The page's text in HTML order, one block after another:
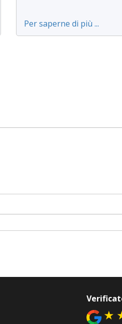
Per saperne di più ...
★